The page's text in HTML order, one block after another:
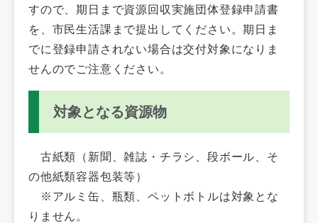
すので、期日まで資源回収実施団体登録申請書
を、市民生活課まで提出してください。期日ま
でに登録申請されない場合は交付対象になりま
せんのでご注意ください。
対象となる資源物
古紙類（新聞、雑誌・チラシ、段ボール、そ
の他紙類容器包装等）
※アルミ缶、瓶類、ペットボトルは対象とな
りません。